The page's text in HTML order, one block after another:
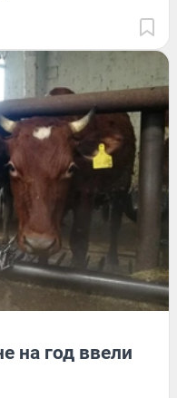
на год ввели